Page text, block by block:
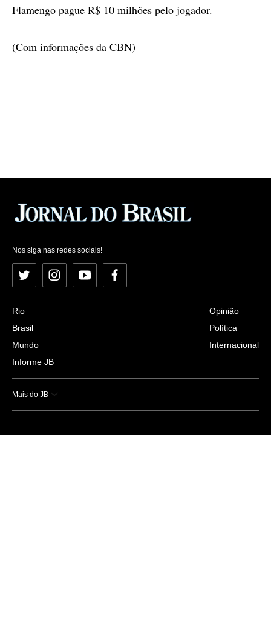
Flamengo pague R$ 10 milhões pelo jogador.
(Com informações da CBN)
Nos siga nas redes sociais!
Twitter InstagramYouTubeFacebook
Rio
Brasil
Mundo
Informe JB
Opinião
Política
Internacional
Mais do JB
Esportes